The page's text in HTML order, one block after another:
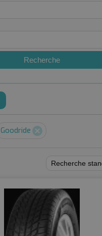
Recherche
Goodride